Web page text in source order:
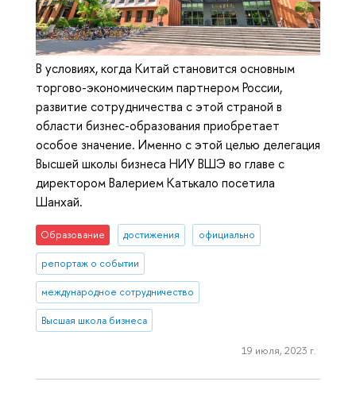
В условиях, когда Китай становится основным
торгово-экономическим партнером России,
развитие сотрудничества с этой страной в
области бизнес-образования приобретает
особое значение. Именно с этой целью делегация
Высшей школы бизнеса НИУ ВШЭ во главе с
директором Валерием Катькало посетила
Шанхай.
Образование достижения официально
репортаж о событии
международное сотрудничество
Высшая школа бизнеса
19 июля, 2023 г.